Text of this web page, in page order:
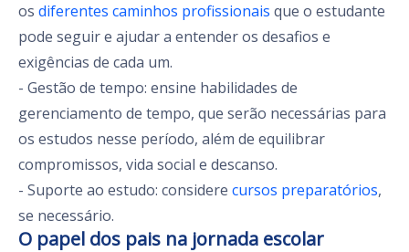
os diferentes caminhos profissionais que o estudante
pode seguir e ajudar a entender os desafios e
exigências de cada um.
- Gestão de tempo: ensine habilidades de
gerenciamento de tempo, que serão necessárias para
os estudos nesse período, além de equilibrar
compromissos, vida social e descanso.
- Suporte ao estudo: considere cursos preparatórios,
se necessário.
O papel dos pais na jornada escolar